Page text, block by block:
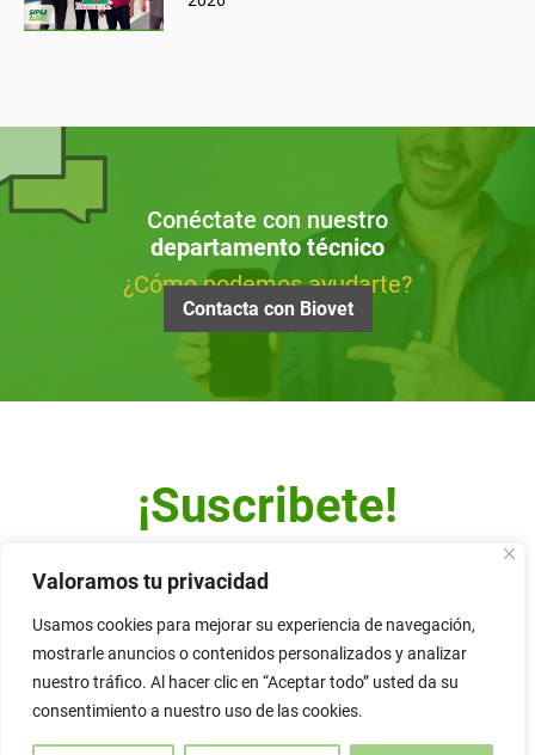
Valoramos tu privacidad
Usamos cookies para mejorar su experiencia de navegación,
mostrarle anuncios o contenidos personalizados y analizar
nuestro tráfico. Al hacer clic en “Aceptar todo” usted da su
consentimiento a nuestro uso de las cookies.
Conéctate con nuestro
departamento técnico
¿Cómo podemos ayudarte?
Contacta con Biovet
¡Suscribete!
Escribe tu dirección de correo y recibe nuestro Newsletter.
Alternative: